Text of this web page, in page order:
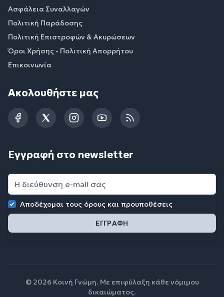
Ασφάλεια Συναλλαγών
Πολιτική Παράδοσης
Πολιτική Επιστροφών & Ακυρώσεων
Όροι Χρήσης - Πολιτική Απορρήτου
Επικοινωνία
Ακολουθήστε μας
FacebookTwitterInstagramYouTubeRSS
Εγγραφή στο newsletter
Αποδέχομαι τους όρους και προυποθέσεις
© 2026 Κοινή Γνώμη. Με επιφύλαξη κάθε νόμιμου
δικαιώματος.